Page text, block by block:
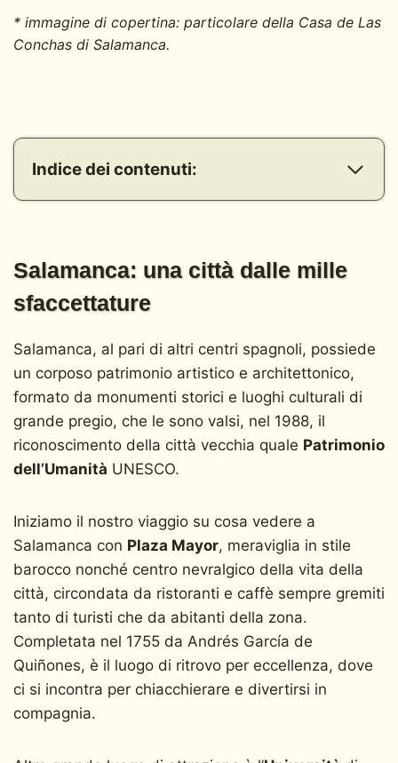
* immagine di copertina: particolare della Casa de Las
Conchas di Salamanca.
Indice dei contenuti:
Salamanca Cammino di Santiago: la città e i pellegrini
Salamanca: una città dalle mille
sfaccettature
Salamanca, al pari di altri centri spagnoli, possiede
un corposo patrimonio artistico e architettonico,
formato da monumenti storici e luoghi culturali di
grande pregio, che le sono valsi, nel 1988, il
riconoscimento della città vecchia quale Patrimonio
dell’Umanità UNESCO.
Iniziamo il nostro viaggio su cosa vedere a
Salamanca con Plaza Mayor, meraviglia in stile
barocco nonché centro nevralgico della vita della
città, circondata da ristoranti e caffè sempre gremiti
tanto di turisti che da abitanti della zona.
Completata nel 1755 da Andrés García de
Quiñones, è il luogo di ritrovo per eccellenza, dove
ci si incontra per chiacchierare e divertirsi in
compagnia.